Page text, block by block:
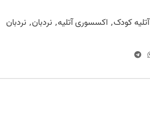
آتلیه کودک, اکسسوری آتلیه, نردبان, نردبان